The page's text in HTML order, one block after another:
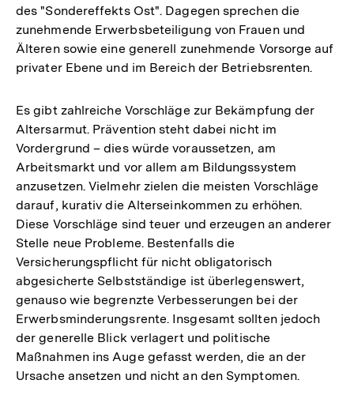
des "Sondereffekts Ost". Dagegen sprechen die
zunehmende Erwerbsbeteiligung von Frauen und
Älteren sowie eine generell zunehmende Vorsorge auf
privater Ebene und im Bereich der Betriebsrenten.
Es gibt zahlreiche Vorschläge zur Bekämpfung der
Altersarmut. Prävention steht dabei nicht im
Vordergrund – dies würde voraussetzen, am
Arbeitsmarkt und vor allem am Bildungssystem
anzusetzen. Vielmehr zielen die meisten Vorschläge
darauf, kurativ die Alterseinkommen zu erhöhen.
Diese Vorschläge sind teuer und erzeugen an anderer
Stelle neue Probleme. Bestenfalls die
Versicherungspflicht für nicht obligatorisch
abgesicherte Selbstständige ist überlegenswert,
genauso wie begrenzte Verbesserungen bei der
Erwerbsminderungsrente. Insgesamt sollten jedoch
der generelle Blick verlagert und politische
Maßnahmen ins Auge gefasst werden, die an der
Ursache ansetzen und nicht an den Symptomen.